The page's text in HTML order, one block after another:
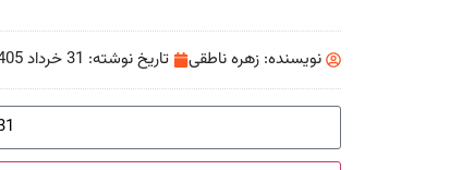
نویسنده: زهره ناطقی تاریخ نوشته: 31 خرداد 1405